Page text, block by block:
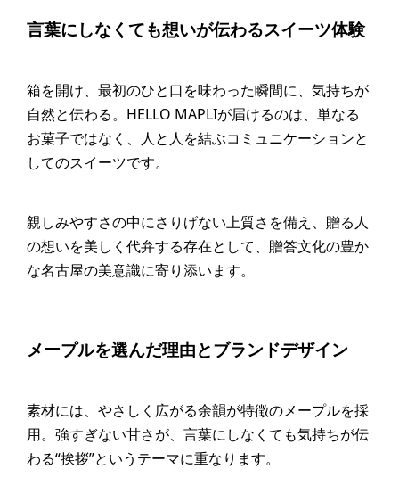
言葉にしなくても想いが伝わるスイーツ体験
箱を開け、最初のひと口を味わった瞬間に、気持ちが
自然と伝わる。HELLO MAPLIが届けるのは、単なる
お菓子ではなく、人と人を結ぶコミュニケーションと
してのスイーツです。
親しみやすさの中にさりげない上質さを備え、贈る人
の想いを美しく代弁する存在として、贈答文化の豊か
な名古屋の美意識に寄り添います。
メープルを選んだ理由とブランドデザイン
素材には、やさしく広がる余韻が特徴のメープルを採
用。強すぎない甘さが、言葉にしなくても気持ちが伝
わる“挨拶”というテーマに重なります。